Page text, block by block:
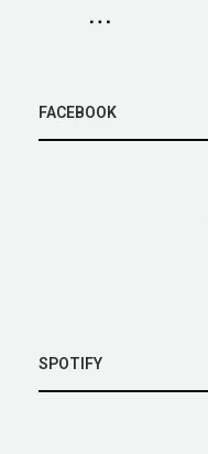
FACEBOOK
SPOTIFY